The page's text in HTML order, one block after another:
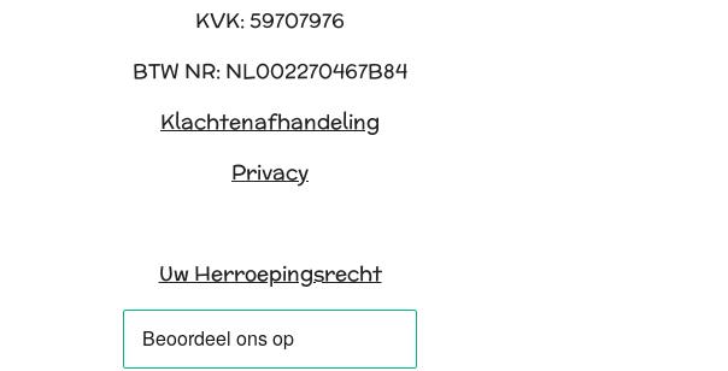
KVK: 59707976
BTW NR: NL002270467B84
Klachtenafhandeling
Privacy
Uw Herroepingsrecht